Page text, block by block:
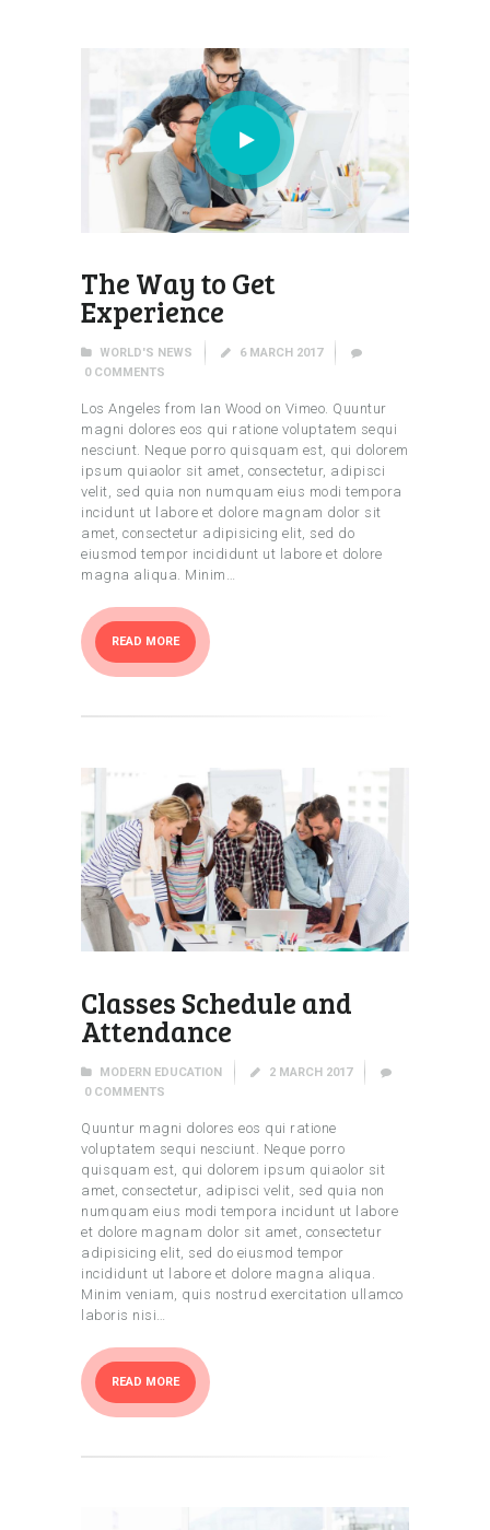
The Way to Get
Experience
WORLD'S NEWS
6 MARCH 2017
0 COMMENTS
Los Angeles from Ian Wood on Vimeo. Quuntur
magni dolores eos qui ratione voluptatem sequi
nesciunt. Neque porro quisquam est, qui dolorem
ipsum quiaolor sit amet, consectetur, adipisci
velit, sed quia non numquam eius modi tempora
incidunt ut labore et dolore magnam dolor sit
amet, consectetur adipisicing elit, sed do
eiusmod tempor incididunt ut labore et dolore
magna aliqua. Minim…
READ MORE
Classes Schedule and
Attendance
MODERN EDUCATION
2 MARCH 2017
0 COMMENTS
Quuntur magni dolores eos qui ratione
voluptatem sequi nesciunt. Neque porro
quisquam est, qui dolorem ipsum quiaolor sit
amet, consectetur, adipisci velit, sed quia non
numquam eius modi tempora incidunt ut labore
et dolore magnam dolor sit amet, consectetur
adipisicing elit, sed do eiusmod tempor
incididunt ut labore et dolore magna aliqua.
Minim veniam, quis nostrud exercitation ullamco
laboris nisi…
READ MORE